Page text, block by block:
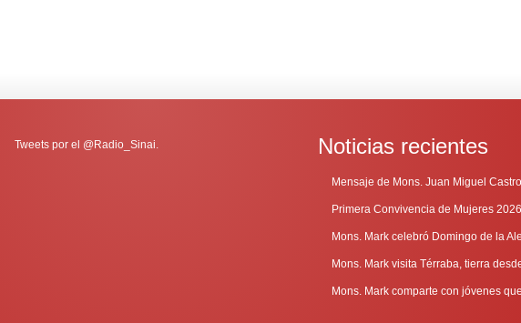
Tweets por el @Radio_Sinai. Noticias recientes